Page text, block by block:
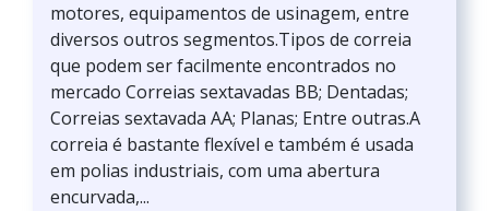
motores, equipamentos de usinagem, entre
diversos outros segmentos.Tipos de correia
que podem ser facilmente encontrados no
mercado Correias sextavadas BB; Dentadas;
Correias sextavada AA; Planas; Entre outras.A
correia é bastante flexível e também é usada
em polias industriais, com uma abertura
encurvada,...